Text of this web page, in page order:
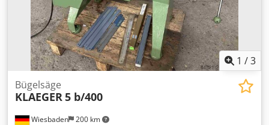
1 /3
Wiesbaden 200 km
Bügelsäge
KLAEGER5 b/400